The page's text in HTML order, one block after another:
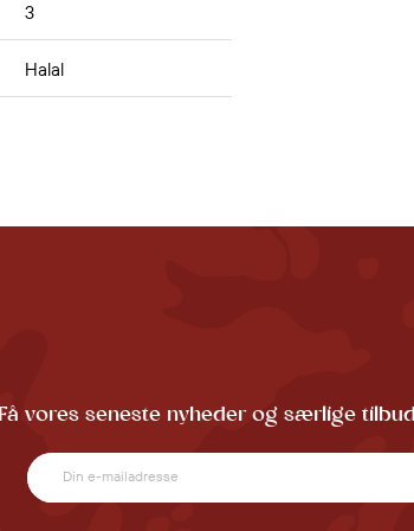
3
Halal
Få vores seneste nyheder og særlige tilbud